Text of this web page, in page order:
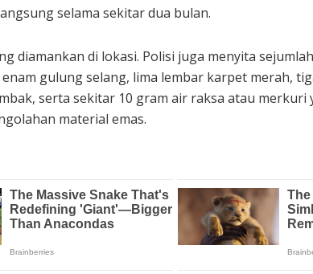
selama sekitar dua bulan.
diamankan di lokasi. Polisi juga menyita
gulung selang, lima lembar karpet merah,
serta sekitar 10 gram air raksa atau merkuri
material emas.